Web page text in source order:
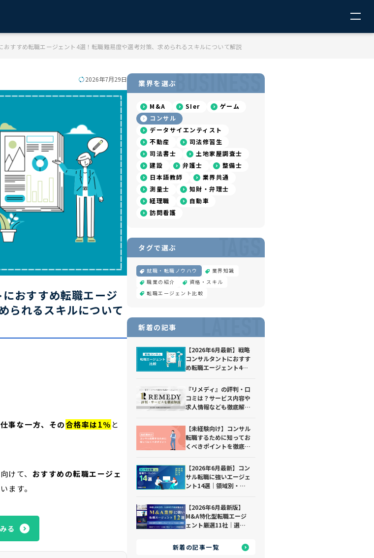
おすすめ転職エージェント4選！転職難易度や選考対策、求められるスキルについて解説
2026年7月29日
おすすめ転職エージ
られるスキルについて
事な一方、その合格率は1％ と
けて、 おすすめの転職エージェ
ます。
る
業界を選ぶBUSINESS
M&A SIer
ゲーム
コンサル
データサイエンティスト
不動産
司法修習生
司法書士
土地家屋調査士
建設
弁護士
整備士
日本語教師
業界共通
測量士
知財・弁理士
経理職
自動車
訪問看護
タグで選ぶ TAGS
就職・転職ノウハウ
業界知識
職業の紹介
資格・スキル
転職エージェント比較
新着の記事 LATEST
【2026年6月最新】戦略
コンサルタントにおすす
め転職エージェント4
策、求められるスキルに
ついて解説
『リメディ』の評判・口
コミは？サービス内容や
求人情報なども徹底解
【未経験向け】コンサル
転職するために知ってお
くべきポイントを徹底解
ジェントも紹介
【2026年6月最新】コン
サル転職に強いエージェ
ント14選｜領域別・経
【2026年6月最新版】
M&A特化型転職エージ
ェント厳選11社｜選び
まえて徹底解説！
新着の記事一覧